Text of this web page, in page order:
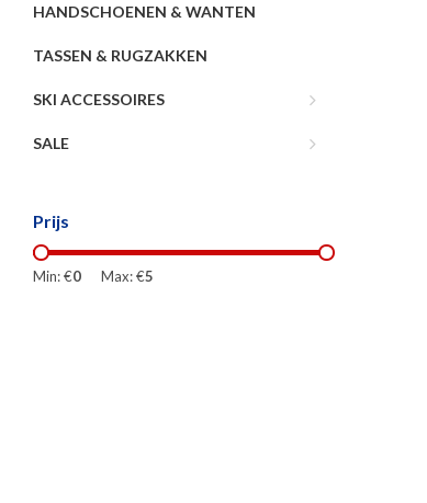
HANDSCHOENEN & WANTEN
TASSEN & RUGZAKKEN
SKI ACCESSOIRES
SALE
Prijs
Min: €0 Max: €5